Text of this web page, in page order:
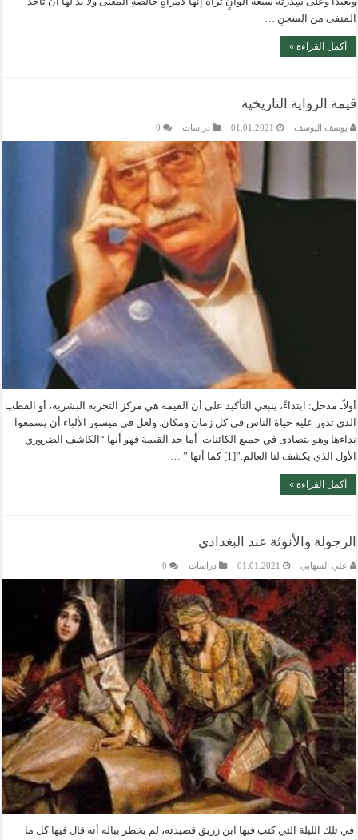
المنفى من السجنِ …
أكمل القراءة »
قيمة الرواية التاريخية
يوسف اليوسف 01.01.2021 دراسات 0
أولاًـ مدخل: ابتداءً، ينبغي التأكيد على أن القيمة هي مركز التجربة البشرية، أو القطب
الذي تدور عليه حياة الناس في كل زمان ومكان. ولعل في ميسور الألباء أن يسمعوا
نداءها وهو يتصادى في جميع الكائنات. أما حد القيمة فهو أنها “الكاشف الضروري
الأول الذي يكشف لنا العالم.”[1] كما أنها ” …
أكمل القراءة »
الرجولة والأنوثة عند البغدادي
علي الشهابي 01.01.2021 دراسات 0
في تلك الليلة التي كتب فيها ابن زريق قصيدته، لم يخطر بباله أنه قال فيها كل ما